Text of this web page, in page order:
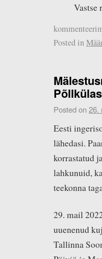
Vastse
Posted in
Posted on26.
Eesti
lähedasi.
korrastatud
lahkunuid,
teekonna
29. mail
uuenenud
Tallinna